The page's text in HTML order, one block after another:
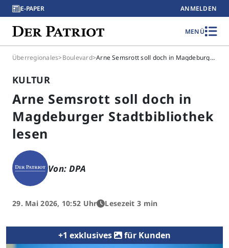
E-PAPER ANMELDEN
MENÜ
Überregionales>Boulevard> Arne Semsrott soll doch in Magdeburger Stadtbibliothek lesen
KULTUR
Arne Semsrott soll doch in
Magdeburger Stadtbibliothek
lesen
Von: DPA
29. Mai 2026, 10:52 Uhr Lesezeit 3 min
+1 exklusives für Kunden